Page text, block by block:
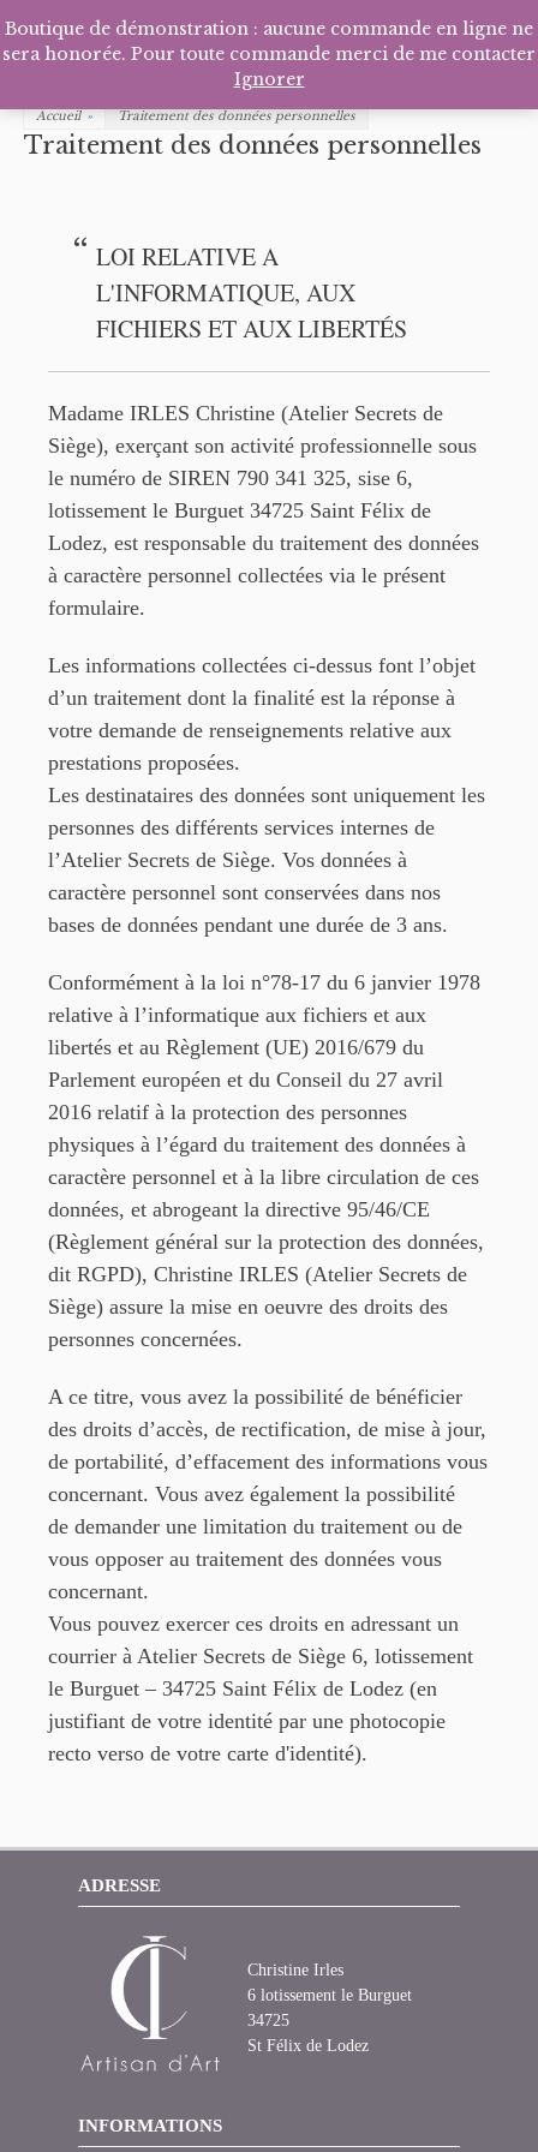
Facebook
Pinterest
Tél
Accueil » Traitement des données personnelles
Traitement des données personnelles
LOI RELATIVE A
L'INFORMATIQUE, AUX
FICHIERS ET AUX LIBERTÉS
Madame IRLES Christine (Atelier Secrets de
Siège), exerçant son activité professionnelle sous
le numéro de SIREN 790 341 325, sise 6,
lotissement le Burguet 34725 Saint Félix de
Lodez, est responsable du traitement des données
à caractère personnel collectées via le présent
formulaire.
Les informations collectées ci-dessus font l’objet
d’un traitement dont la finalité est la réponse à
votre demande de renseignements relative aux
prestations proposées.
Les destinataires des données sont uniquement les
personnes des différents services internes de
l’Atelier Secrets de Siège. Vos données à
caractère personnel sont conservées dans nos
bases de données pendant une durée de 3 ans.
Conformément à la loi n°78-17 du 6 janvier 1978
relative à l’informatique aux fichiers et aux
libertés et au Règlement (UE) 2016/679 du
Parlement européen et du Conseil du 27 avril
2016 relatif à la protection des personnes
physiques à l’égard du traitement des données à
caractère personnel et à la libre circulation de ces
données, et abrogeant la directive 95/46/CE
(Règlement général sur la protection des données,
dit RGPD), Christine IRLES (Atelier Secrets de
Siège) assure la mise en oeuvre des droits des
personnes concernées.
A ce titre, vous avez la possibilité de bénéficier
des droits d’accès, de rectification, de mise à jour,
de portabilité, d’effacement des informations vous
concernant. Vous avez également la possibilité
de demander une limitation du traitement ou de
vous opposer au traitement des données vous
concernant.
Vous pouvez exercer ces droits en adressant un
courrier à Atelier Secrets de Siège 6, lotissement
le Burguet – 34725 Saint Félix de Lodez (en
justifiant de votre identité par une photocopie
recto verso de votre carte d'identité).
ADRESSE
Christine Irles
6 lotissement le Burguet
34725
St Félix de Lodez
INFORMATIONS
Boutique de démonstration : aucune commande en ligne ne
sera honorée. Pour toute commande merci de me contacter
Ignorer